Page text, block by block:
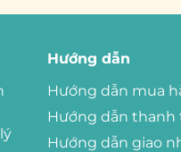
Hướng dẫn
Hướng dẫn mua
Hướng dẫn thanh
Hướng dẫn giao